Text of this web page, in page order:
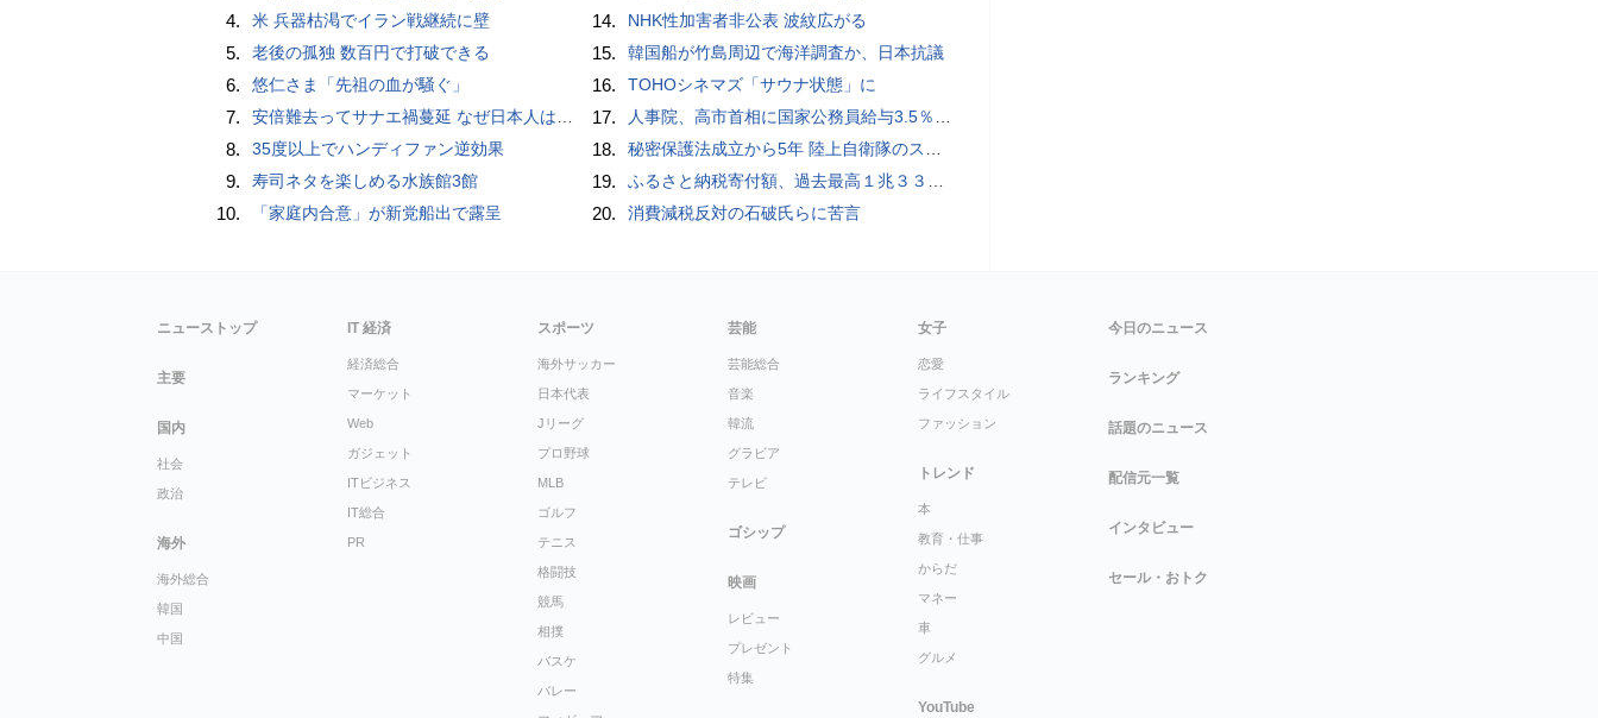
4. 米 兵器枯渇でイラン戦継続に壁
5. 老後の孤独 数百円で打破できる
6. 悠仁さま「先祖の血が騒ぐ」
7. 安倍難去ってサナエ禍蔓延 なぜ日本人は妙ちくりんな女に騙されてしまったのか（適菜収）
8. 35度以上でハンディファン逆効果
9. 寿司ネタを楽しめる水族館3館
10. 「家庭内合意」が新党船出で露呈
14. NHK性加害者非公表 波紋広がる
15. 韓国船が竹島周辺で海洋調査か、日本抗議
16. TOHOシネマズ「サウナ状態」に
17. 人事院、高市首相に国家公務員給与3.5％超の大幅ベースアップを勧告
18. 秘密保護法成立から5年 陸上自衛隊のスパイ組織「別班」暴いたベテラン記者が警鐘 - BLOGOS編集部
19. ふるさと納税寄付額、過去最高１兆３３１４億円…住民税控除額最大は横浜市の３７３億円
20. 消費減税反対の石破氏らに苦言
ニューストップ
主要
国内
社会
政治
海外
海外総合
韓国
中国
IT 経済
経済総合
マーケット
Web
ガジェット
ITビジネス
IT総合
PR
スポーツ
海外サッカー
日本代表
Jリーグ
プロ野球
MLB
ゴルフ
テニス
格闘技
競馬
相撲
バスケ
バレー
芸能
芸能総合
音楽
韓流
グラビア
テレビ
ゴシップ
映画
レビュー
プレゼント
特集
女子
恋愛
ライフスタイル
ファッション
トレンド
本
教育・仕事
からだ
マネー
車
グルメ
YouTube
今日のニュース
ランキング
話題のニュース
配信元一覧
インタビュー
セール・おトク